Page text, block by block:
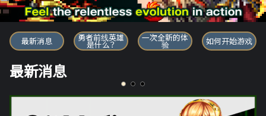
勇者前线英雄
最新消息 勇者前线英雄
是什么？
一次全新的体
验 如何开始游戏
最新消息